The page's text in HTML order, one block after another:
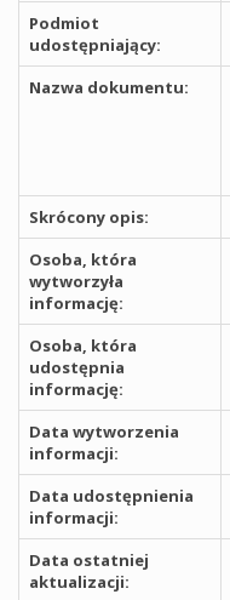
Podmiot
udostępniający:
Nazwa dokumentu:
Skrócony opis:
Osoba, która
wytworzyła
informację:
Osoba, która
udostępnia
informację:
Data wytworzenia
informacji:
Data udostępnienia
informacji:
Data ostatniej
aktualizacji: